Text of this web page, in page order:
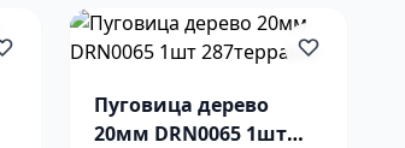
Пуговица дерево
20мм DRN0065 1шт